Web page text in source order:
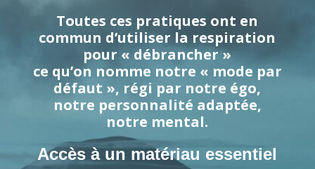
Toutes ces pratiques ont en
commun d’utiliser la respiration
pour « débrancher »
ce qu’on nomme notre « mode par
défaut », régi par notre égo,
notre personnalité adaptée,
notre mental.
Accès à un matériau essentiel